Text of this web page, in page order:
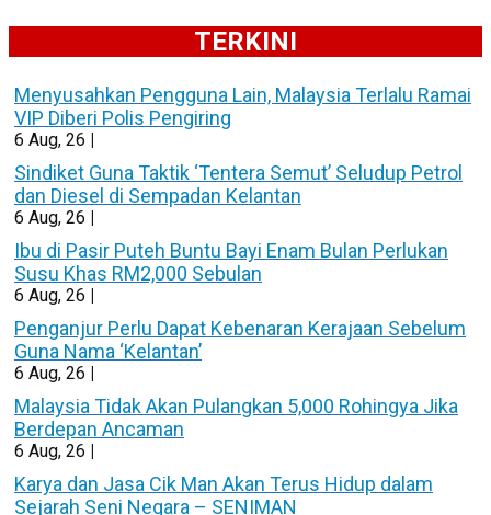
TERKINI
Menyusahkan Pengguna Lain, Malaysia Terlalu Ramai
VIP Diberi Polis Pengiring
6 Aug, 26
Sindiket Guna Taktik ‘Tentera Semut’ Seludup Petrol
dan Diesel di Sempadan Kelantan
6 Aug, 26
Ibu di Pasir Puteh Buntu Bayi Enam Bulan Perlukan
Susu Khas RM2,000 Sebulan
6 Aug, 26
Penganjur Perlu Dapat Kebenaran Kerajaan Sebelum
Guna Nama ‘Kelantan’
6 Aug, 26
Malaysia Tidak Akan Pulangkan 5,000 Rohingya Jika
Berdepan Ancaman
6 Aug, 26
Karya dan Jasa Cik Man Akan Terus Hidup dalam
Sejarah Seni Negara – SENIMAN